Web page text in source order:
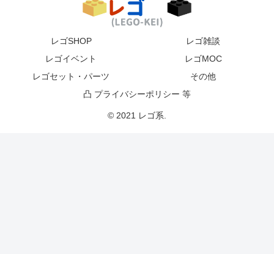
レゴSHOP
レゴ雑談
レゴイベント
レゴMOC
レゴセット・パーツ
その他
凸 プライバシーポリシー 等
© 2021 レゴ系.